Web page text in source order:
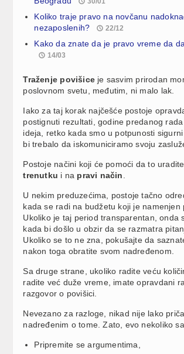
Koliko traje pravo na novčanu
nezaposlenih?
22/12
Kako da znate da je pravo vreme da
14/03
Traženje povišiceje sasvim prirodan
poslovnom svetu, međutim, ni malo lak.
Iako za taj korak najčešće postoje
postignuti rezultati, godine predanog
ideja, retko kada smo u potpunosti
bi trebalo da iskomuniciramo svoju
Postoje načini koji će pomoći da to
trenutku i na pravi način
U nekim preduzećima, postoje tačno
kada se radi na budžetu koji je namenjen
Ukoliko je taj period transparentan, onda
kada bi došlo u obzir da se razmatra
Ukoliko se to ne zna, pokušajte da
nakon toga obratite svom nadređenom.
Sa druge strane, ukoliko radite veću
radite već duže vreme, imate opravdani
razgovor o povišici.
Nevezano za razloge, nikad nije lako
nadređenim o tome. Zato, evo nekoliko
Pripremite se argumentima,